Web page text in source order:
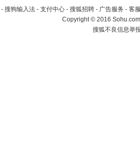
- 搜狗输入法 - 支付中心 - 搜狐招聘 - 广告服务 - 客
Copyright©2016
搜狐不良信息举